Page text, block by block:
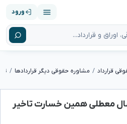
ورود
قرارداد مشاوره حقوقی دیگر قراردادها
ما چیه که بعد ۲سال معطلی همین خسارت تاخیر